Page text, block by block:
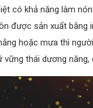
có khả năng làm
được sản xuất bằng
hoặc mưa thì
thái dương